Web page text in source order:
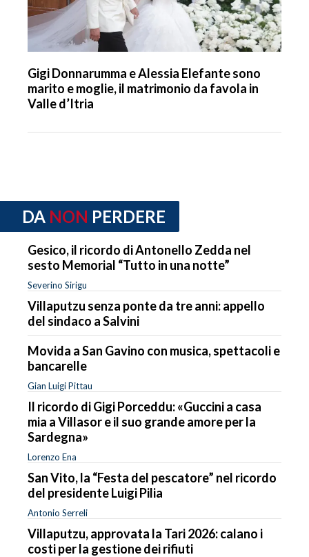
Gigi Donnarumma e Alessia Elefante sono
marito e moglie, il matrimonio da favola in
Valle d’Itria
DA NON PERDERE
Gesico, il ricordo di Antonello Zedda nel
sesto Memorial “Tutto in una notte”
Severino Sirigu
Villaputzu senza ponte da tre anni: appello
del sindaco a Salvini
Movida a San Gavino con musica, spettacoli e
bancarelle
Gian Luigi Pittau
Il ricordo di Gigi Porceddu: «Guccini a casa
mia a Villasor e il suo grande amore per la
Sardegna»
Lorenzo Ena
San Vito, la “Festa del pescatore” nel ricordo
del presidente Luigi Pilia
Antonio Serreli
Villaputzu, approvata la Tari 2026: calano i
costi per la gestione dei rifiuti